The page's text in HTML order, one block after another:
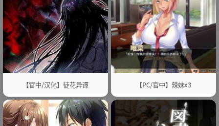
【官中/汉化】徒花异谭 【PC/官中】辣妹x3